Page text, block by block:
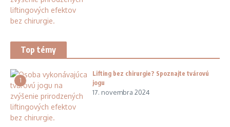
Top témy
1
Lifting bez chirurgie? Spoznajte tvárovú
jogu
17. novembra 2024